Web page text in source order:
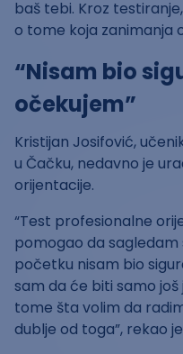
baš tebi. Kroz
o tome koja zanimanja
“Nisam bio
očekujem”
Kristijan Josifović,
u Čačku, nedavno je
orijentacije.
“Test profesionalne
pomogao da sagledam
početku nisam bio
sam da će biti samo
tome šta volim da
dublje od toga”, rekao